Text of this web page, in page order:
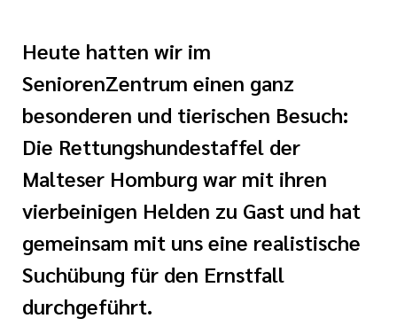
Arbeit
der cts
Preislisten
Heute hatten wir im
SeniorenZentrum einen ganz
besonderen und tierischen Besuch:
Die Rettungshundestaffel der
Malteser Homburg war mit ihren
vierbeinigen Helden zu Gast und hat
gemeinsam mit uns eine realistische
Suchübung für den Ernstfall
durchgeführt.